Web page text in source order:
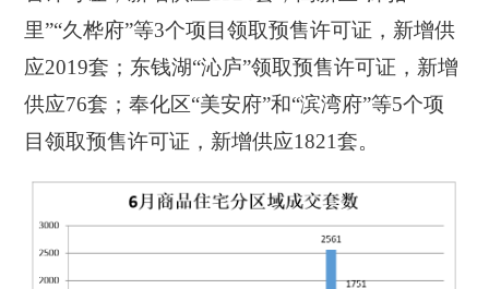
里”“久桦府”等3个项目领取预售许可证，新增供
应2019套；东钱湖“沁庐”领取预售许可证，新增
供应76套；奉化区“美安府”和“滨湾府”等5个项
目领取预售许可证，新增供应1821套。